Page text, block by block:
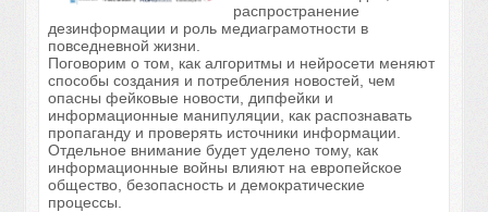
распространение
дезинформации и роль медиаграмотности в
повседневной жизни.
Поговорим о том, как алгоритмы и нейросети меняют
способы создания и потребления новостей, чем
опасны фейковые новости, дипфейки и
информационные манипуляции, как распознавать
пропаганду и проверять источники информации.
Отдельное внимание будет уделено тому, как
информационные войны влияют на европейское
общество, безопасность и демократические
процессы.